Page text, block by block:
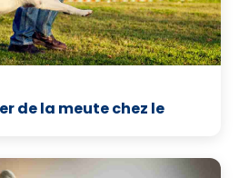
de la meute chez le